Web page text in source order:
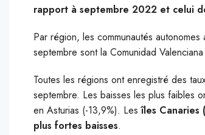
rapport à septembre 2022 et celui
Par région, les communautés
septembre sont la Comunidad
Toutes les régions ont enregistré des
septembre. Les baisses les plus faibles
en Asturias (-13,9%). Les îles Canaries
plus fortes baisses.